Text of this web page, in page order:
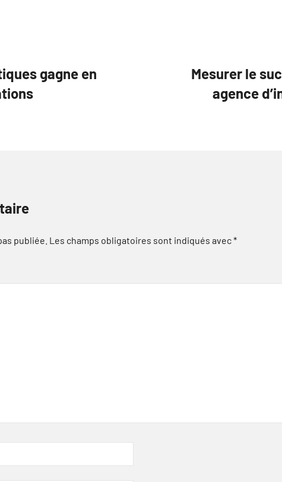
gagne en
Mesurer le
agence
publiée. Les champs obligatoires sont indiqués avec*